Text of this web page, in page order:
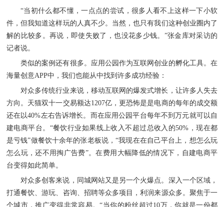
“当初什么都不懂，一点点的尝试，很多人看不上这样一下小软
件，但我知道这样玩的人真不少。当然，也只有我们这种创业圈内了
解的比较多。再说，即使失败了，也没花多少钱。”张金库对采访的
记者说。
类似的案例还有很多。应用公园作为互联网创业的孵化工具。在
海量创意APP中，我们也能从中找到许多成功经验：
对众多传统行业来说，移动互联网的爆发式增长，让许多人失去
方向。天猫双十一交易额达1207亿，更恐怖是是电商的每年的成交额
还在以40%左右告诉增长。而在应用公园平台每年不到万元就可以自
建电商平台。“餐饮行业如果线上收入不超过总收入的50%，现在都
是亏钱”做餐饮十余年的张老板说，“我现在在自己平台上，想怎么玩
怎么玩，还不用掏广告费”。在费用大幅降低的情况下，自建电商平
台变得如此简单。
对众多创客来说，同城网站又是另一个火爆点。深入一个区域，
打通餐饮、游玩、咨询、招聘等众多项目，利润来源众多。聚焦于一
个城市，推广变得非常容易。“当你的粉丝超过10万，你就是一份都